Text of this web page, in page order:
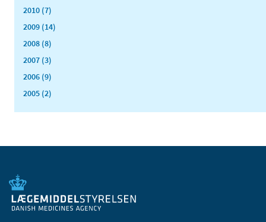
2010 (7)
2009 (14)
2008 (8)
2007 (3)
2006 (9)
2005 (2)